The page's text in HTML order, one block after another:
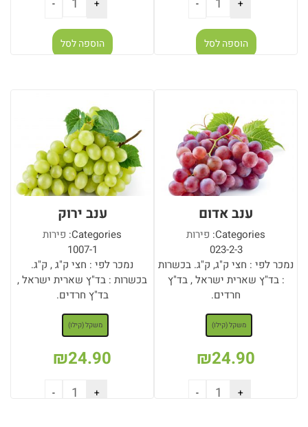
הוספה לסל הוספה לסל
ענב אדום
Categories: פירות
023-2-3
נמכר לפי : חצי ק"ג, ק"ג. בכשרות
: בד"ץ שארית ישראל , בד"ץ
חרדים.
משקל (קילו)
₪24.90
ענב ירוק
Categories: פירות
1007-1
נמכר לפי : חצי ק"ג , ק"ג.
בכשרות : בד"ץ שארית ישראל ,
בד"ץ חרדים.
משקל (קילו)
₪24.90